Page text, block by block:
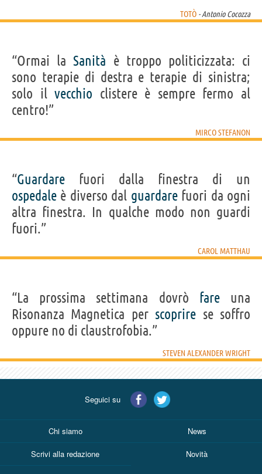
TOTÒ - Antonio Cocozza
“Ormai laSanità è troppo politicizzata: ci
sono terapie di destra e terapie di sinistra;
solo ilvecchio clistere è sempre fermo al
centro!”
MIRCO STEFANON
“Guardare fuori dalla finestra di un
ospedale è diverso dal guardarefuori da ogni
altra finestra. In qualche modo non guardi
fuori.”
CAROL MATTHAU
“La prossima settimana dovrò fareuna
Risonanza Magnetica per scoprire se soffro
oppure no di claustrofobia.”
STEVEN ALEXANDER WRIGHT
Seguici su
Chi siamo News
Scrivi alla redazione Novità